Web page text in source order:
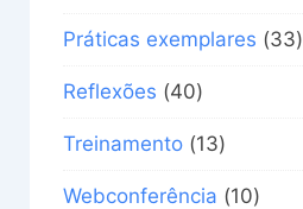
Práticas exemplares (33)
Reflexões (40)
Treinamento (13)
Webconferência (10)